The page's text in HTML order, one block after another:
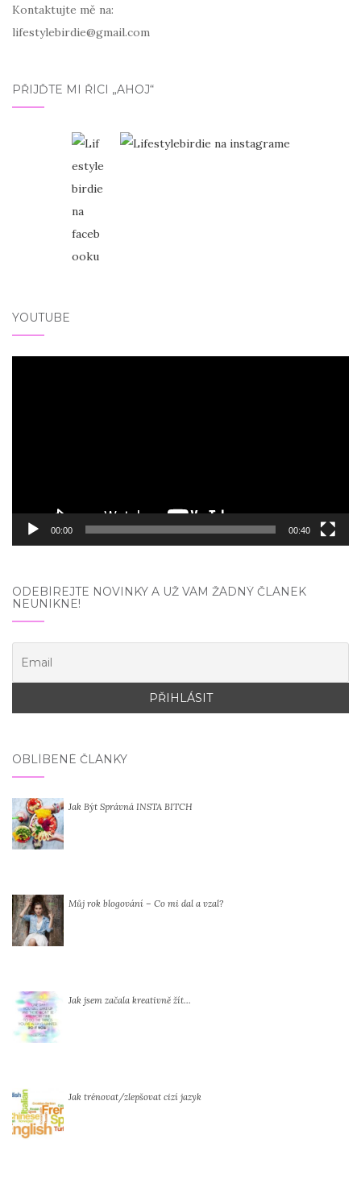
Kontaktujte mě na:
lifestylebirdie@gmail.com
PŘIJĎTE MI ŘÍCI „AHOJ“
YOUTUBE
00:00 00:40
ODEBÍREJTE NOVINKY A UŽ VÁM ŽÁDNÝ ČLÁNEK
NEUNIKNE!
OBLÍBENÉ ČLÁNKY
Jak Být Správná INSTA BITCH
Můj rok blogování – Co mi dal a vzal?
Jak jsem začala kreativně žít…
Jak trénovat/zlepšovat cizí jazyk